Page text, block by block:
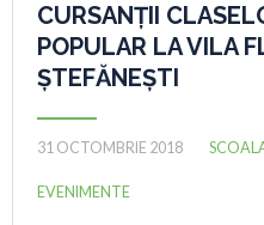
CURSANȚII
POPULAR LA VILA
ȘTEFĂNEȘTI
31 OCTOMBRIE 2018
EVENIMENTE